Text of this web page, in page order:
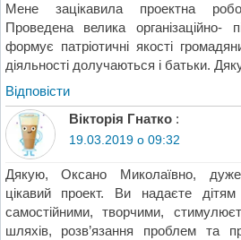
Мене зацікавила проектна
Проведена велика організаційно-
формує патріотичні якості
діяльності долучаються і батьки.
Відповіcти
Вікторія Гнатко :
19.03.2019 о 09:32
Дякую, Оксано Миколаївно, дуже
цікавий проект. Ви надаєте
самостійними, творчими,
шляхів, розв’язання проблем та